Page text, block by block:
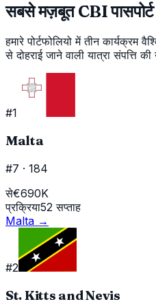
सबसे मज़बूत CBI पासपोर्ट
हमारे पोर्टफोलियो में तीन कार्यक्रम
से दोहराई जाने वाली यात्रा संपत्ति की
#1
Malta
#7 · 184
से€690K
प्रक्रिया52 सप्ताह
Malta →
#2
St. Kitts and Nevis